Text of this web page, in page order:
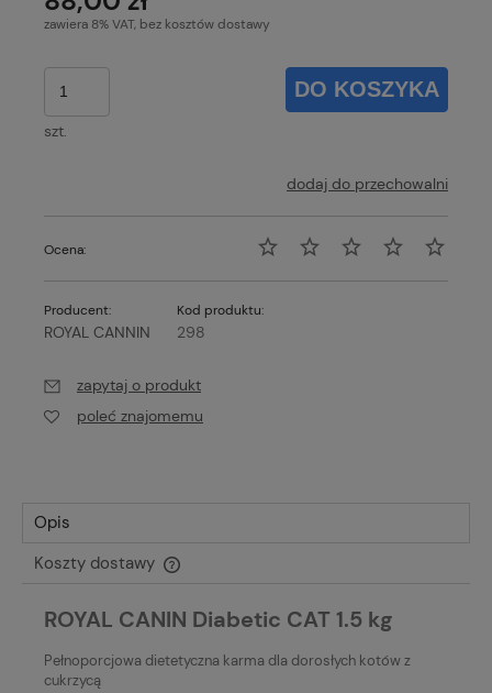
zawiera 8% VAT, bez kosztów dostawy
szt.
DO KOSZYKA
dodaj do przechowalni
Ocena:
Producent:
ROYAL CANNIN
Kod produktu:
298
zapytaj o produkt
poleć znajomemu
Opis
Koszty dostawy
Cena nie zawiera ewentualnych kosztów płatności
ROYAL CANIN Diabetic CAT 1.5 kg
Pełnoporcjowa dietetyczna karma dla dorosłych kotów z
cukrzycą